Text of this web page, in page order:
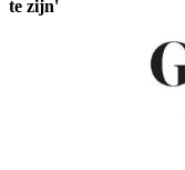
te zijn'